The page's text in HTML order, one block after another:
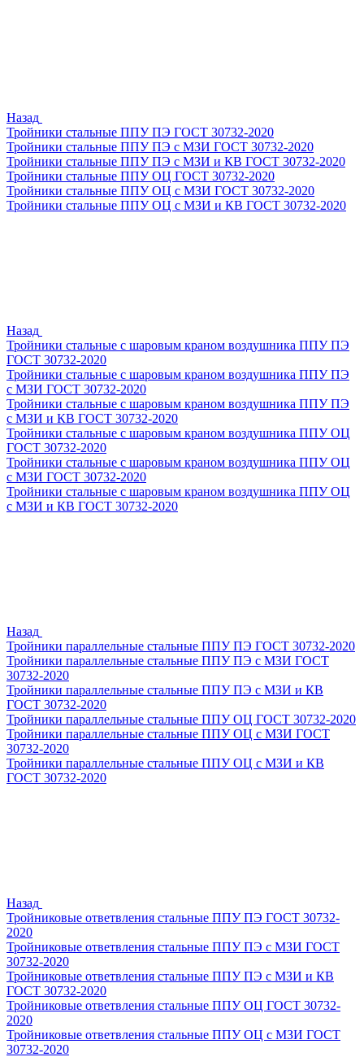
Назад
Тройники стальные ППУ ПЭ ГОСТ 30732-2020
Тройники стальные ППУ ПЭ с МЗИ ГОСТ 30732-2020
Тройники стальные ППУ ПЭ с МЗИ и КВ ГОСТ 30732-2020
Тройники стальные ППУ ОЦ ГОСТ 30732-2020
Тройники стальные ППУ ОЦ с МЗИ ГОСТ 30732-2020
Тройники стальные ППУ ОЦ с МЗИ и КВ ГОСТ 30732-2020
Назад
Тройники стальные с шаровым краном воздушника ППУ ПЭ
ГОСТ 30732-2020
Тройники стальные с шаровым краном воздушника ППУ ПЭ
с МЗИ ГОСТ 30732-2020
Тройники стальные с шаровым краном воздушника ППУ ПЭ
с МЗИ и КВ ГОСТ 30732-2020
Тройники стальные с шаровым краном воздушника ППУ ОЦ
ГОСТ 30732-2020
Тройники стальные с шаровым краном воздушника ППУ ОЦ
с МЗИ ГОСТ 30732-2020
Тройники стальные с шаровым краном воздушника ППУ ОЦ
с МЗИ и КВ ГОСТ 30732-2020
Назад
Тройники параллельные стальные ППУ ПЭ ГОСТ 30732-2020
Тройники параллельные стальные ППУ ПЭ с МЗИ ГОСТ
30732-2020
Тройники параллельные стальные ППУ ПЭ с МЗИ и КВ
ГОСТ 30732-2020
Тройники параллельные стальные ППУ ОЦ ГОСТ 30732-2020
Тройники параллельные стальные ППУ ОЦ с МЗИ ГОСТ
30732-2020
Тройники параллельные стальные ППУ ОЦ с МЗИ и КВ
ГОСТ 30732-2020
Назад
Тройниковые ответвления стальные ППУ ПЭ ГОСТ 30732-
2020
Тройниковые ответвления стальные ППУ ПЭ с МЗИ ГОСТ
30732-2020
Тройниковые ответвления стальные ППУ ПЭ с МЗИ и КВ
ГОСТ 30732-2020
Тройниковые ответвления стальные ППУ ОЦ ГОСТ 30732-
2020
Тройниковые ответвления стальные ППУ ОЦ с МЗИ ГОСТ
30732-2020